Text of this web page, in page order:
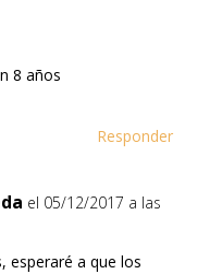
8 años
Responder
el 05/12/2017 a las
esperaré a que los